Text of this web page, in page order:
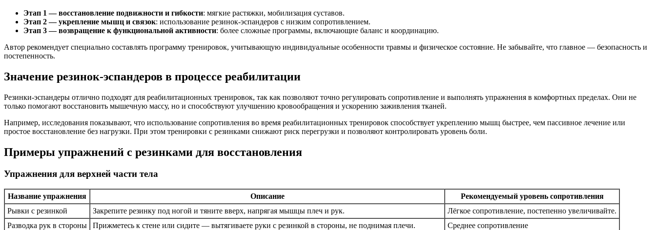
Этап 1 — восстановление подвижности и гибкости: мягкие растяжки, мобилизация суставов.
Этап 2 — укрепление мышц и связок: использование резинок-эспандеров с низким сопротивлением.
Этап 3 — возвращение к функциональной активности: более сложные программы, включающие баланс и координацию.
Автор рекомендует специально составлять программу тренировок, учитывающую индивидуальные особенности травмы и физическое состояние. Не забывайте, что главное — безопасность и
постепенность.
Значение резинок-эспандеров в процессе реабилитации
Резинки-эспандеры отлично подходят для реабилитационных тренировок, так как позволяют точно регулировать сопротивление и выполнять упражнения в комфортных пределах. Они не
только помогают восстановить мышечную массу, но и способствуют улучшению кровообращения и ускорению заживления тканей.
Например, исследования показывают, что использование сопротивления во время реабилитационных тренировок способствует укреплению мышц быстрее, чем пассивное лечение или
простое восстановление без нагрузки. При этом тренировки с резинками снижают риск перегрузки и позволяют контролировать уровень боли.
Примеры упражнений с резинками для восстановления
Упражнения для верхней части тела
Название упражнения Описание
Рекомендуемый уровень сопротивления
Рывки с резинкой
Закрепите резинку под ногой и тяните вверх, напрягая мышцы плеч и рук.
Лёгкое сопротивление, постепенно увеличивайте.
Разводка рук в стороны
Прижметесь к стене или сидите — вытягиваете руки с резинкой в стороны, не поднимая плечи.
Среднее сопротивление